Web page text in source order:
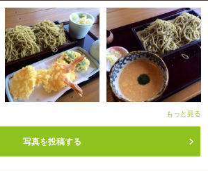
もっと見る
写真を投稿する